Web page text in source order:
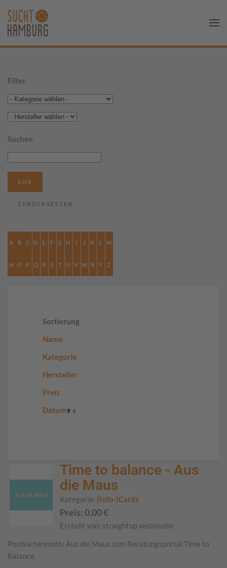
Filter
Suchen
A B C D E F G H I J K L M
N O P Q R S T U V W X Y Z
Sortierung
Name
Kategorie
Hersteller
Preis
Datum
Time to balance - Aus
die Maus
Kategorie: (Info-)Cards
Preis: 0,00€
Erstellt von: straightup webstudio
Postkartenmotiv Aus die Maus zum Beratungsportal Time to
Balance